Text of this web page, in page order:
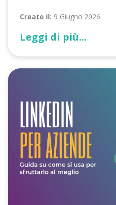
Creato il: 9 Giugno 2026
Leggi di più...